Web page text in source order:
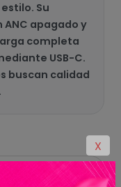
Su
apagado y
completa
USB-C.
buscan calidad
X